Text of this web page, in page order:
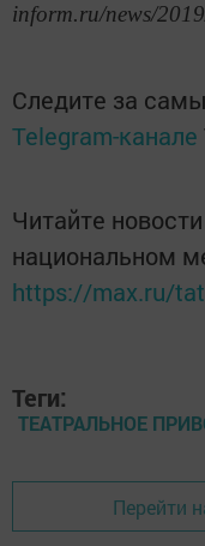
inform.ru/news/
Следите за
Telegram-канале
Читайте
национальном
https://max.ru/
Теги:
ТЕАТРАЛЬНОЕ
Перейти